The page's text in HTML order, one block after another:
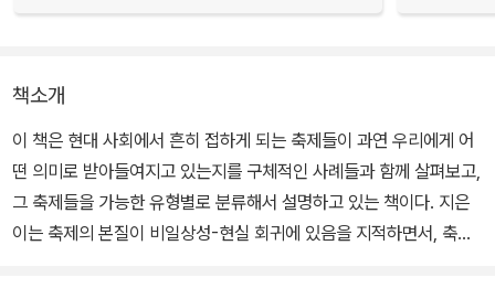
책소개
이 책은 현대 사회에서 흔히 접하게 되는 축제들이 과연 우리에게 어
떤 의미로 받아들여지고 있는지를 구체적인 사례들과 함께 살펴보고,
그 축제들을 가능한 유형별로 분류해서 설명하고 있는 책이다. 지은
이는 축제의 본질이 비일상성-현실 회귀에 있음을 지적하면서, 축제